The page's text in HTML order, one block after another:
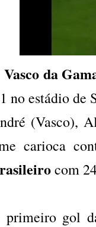
Vasco da
no estádio de
(Vasco),
carioca
com
primeiro gol